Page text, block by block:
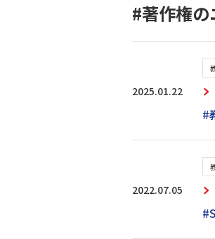
#著作権
2025.01.22
#
2022.07.05